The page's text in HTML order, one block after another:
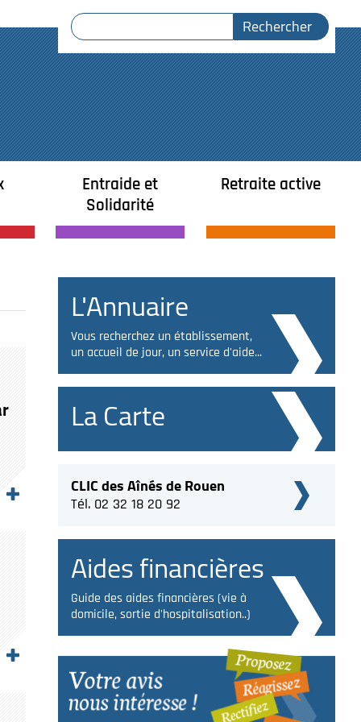
Entraide et
Solidarité
Retraite active
L'Annuaire
Vous recherchez un établissement,
un accueil de jour, un service d'aide...
La Carte
CLIC des Aînés de Rouen
Tél. 02 32 18 20 92
Aides financières
Guide des aides financières (vie à
domicile, sortie d'hospitalisation..)